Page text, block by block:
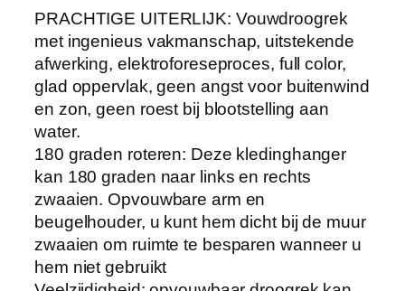
d
r
o
o
g
r
e
k
b
u
i
t
e
PRACHTIGE UITERLIJK: Vouwdroogrek
met ingenieus vakmanschap, uitstekende
afwerking, elektroforeseproces, full color,
glad oppervlak, geen angst voor buitenwind
en zon, geen roest bij blootstelling aan
water.
180 graden roteren: Deze kledinghanger
kan 180 graden naar links en rechts
zwaaien. Opvouwbare arm en
beugelhouder, u kunt hem dicht bij de muur
zwaaien om ruimte te besparen wanneer u
hem niet gebruikt